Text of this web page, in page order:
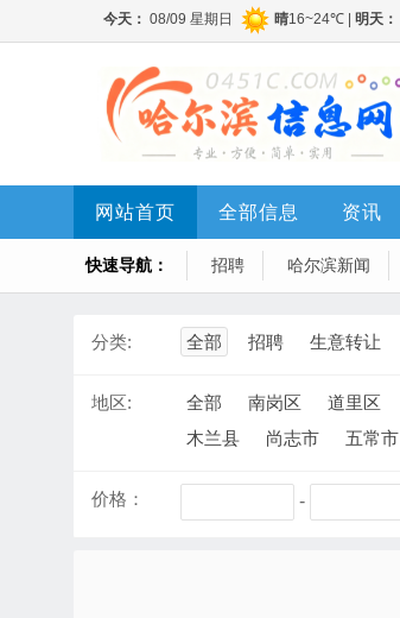
网站首页 全部信息 资讯
快速导航： 招聘 哈尔滨新闻
分类: 全部 招聘 生意转让
地区: 全部 南岗区 道里区
木兰县
尚志市 五常市
价格： -